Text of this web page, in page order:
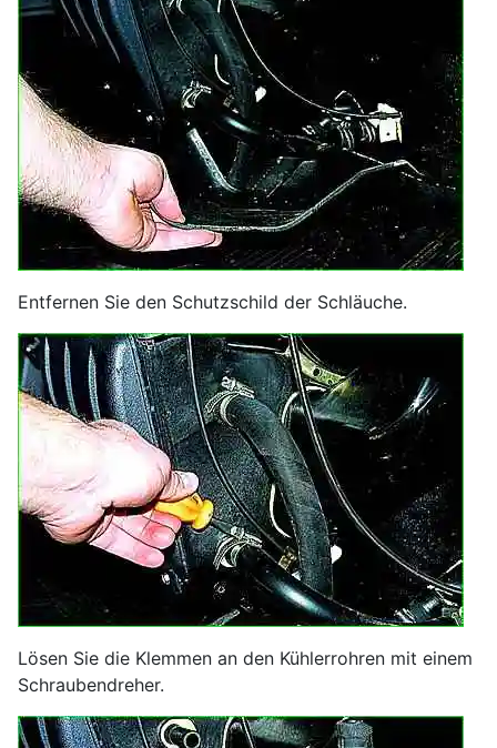
Entfernen Sie den Schutzschild der Schläuche.
Lösen Sie die Klemmen an den Kühlerrohren mit einem
Schraubendreher.